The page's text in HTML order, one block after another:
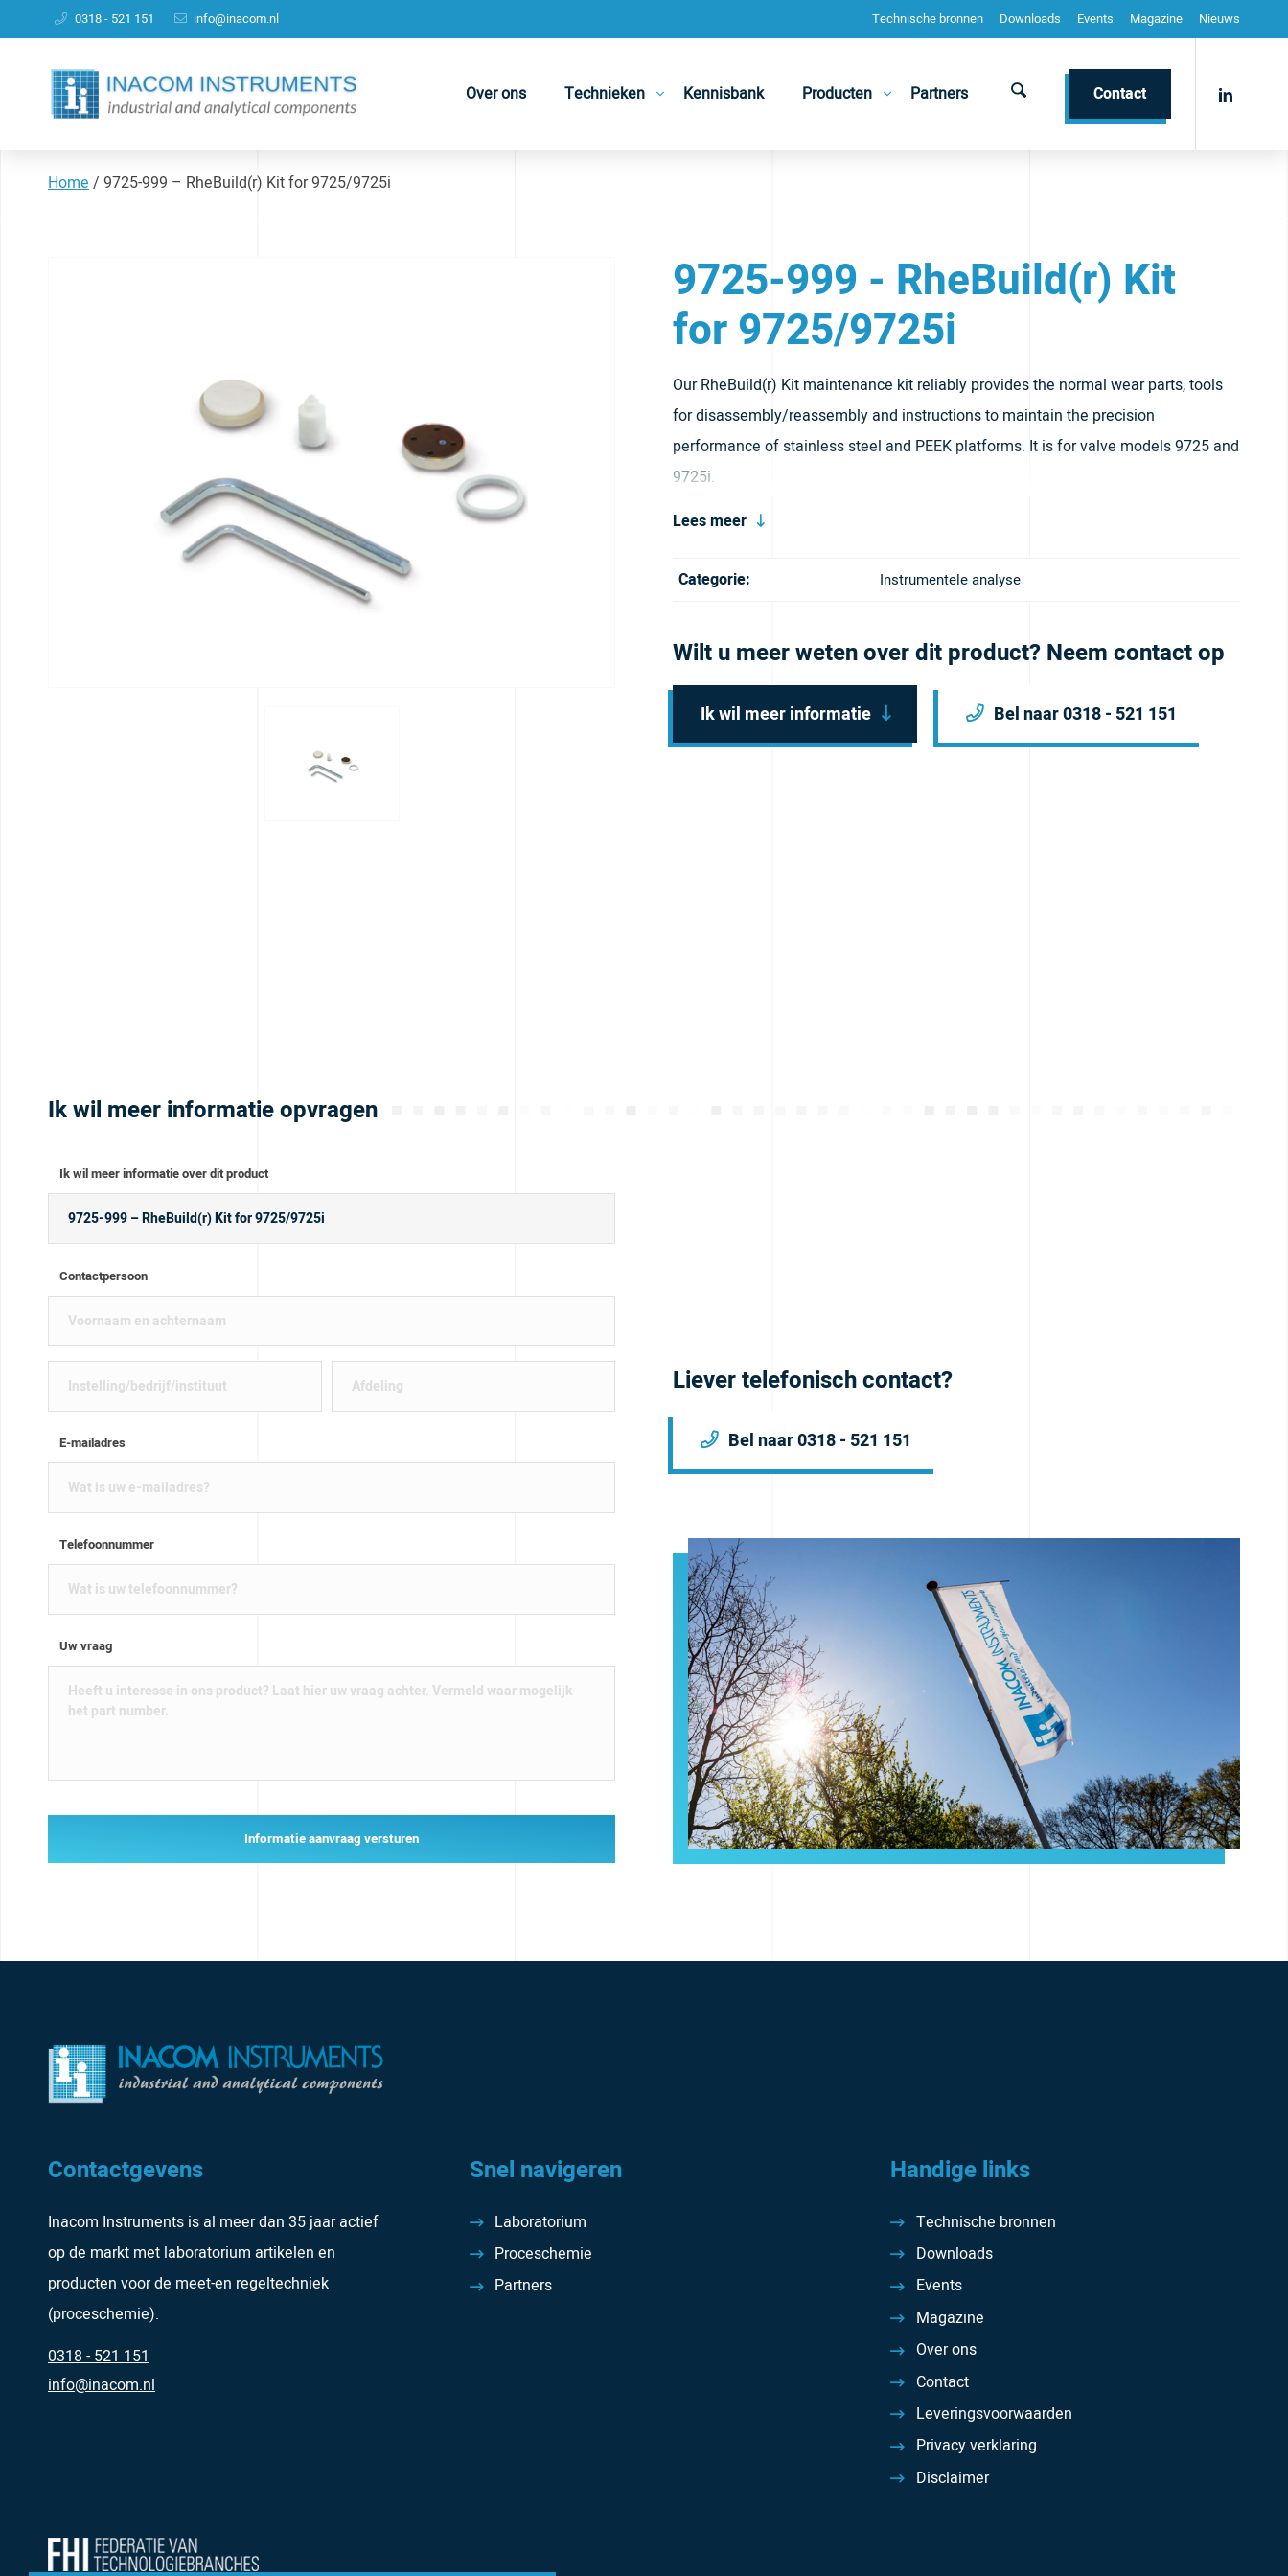
Technische bronnen Downloads Events Magazine Nieuws
0318 - 521 151 info@inacom.nl
Over ons Technieken Kennisbank Producten Partners Contact
Home/ 9725-999 – RheBuild(r) Kit for 9725/9725i
9725-999 - RheBuild(r) Kit
for 9725/9725i
Our RheBuild(r) Kit maintenance kit reliably provides the normal wear parts, tools
for disassembly/reassembly and instructions to maintain the precision
performance of stainless steel and PEEK platforms. It is for valve models 9725 and
9725i.
Lees meer
Categorie: Instrumentele analyse
Wilt u meer weten over dit product? Neem contact op
Ik wil meer informatie Bel naar 0318 - 521 151
Ik wil meer informatie opvragen
Ik wil meer informatie over dit product
Contactpersoon
E-mailadres
Telefoonnummer
Uw vraag
Informatie aanvraag versturen
Liever telefonisch contact?
Bel naar 0318 - 521 151
Contactgevens
Inacom Instruments is al meer dan 35 jaar actief
op de markt met laboratorium artikelen en
producten voor de meet-en regeltechniek
(proceschemie).
0318 - 521 151
info@inacom.nl
Snel navigeren
Laboratorium
Proceschemie
Partners
Handige links
Technische bronnen
Downloads
Events
Magazine
Over ons
Contact
Leveringsvoorwaarden
Privacy verklaring
Disclaimer